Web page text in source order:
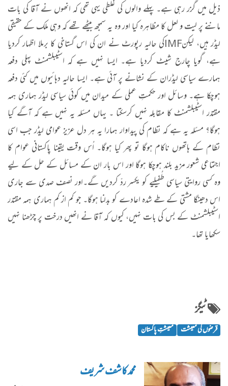
ذیل میں گزر رہی ہے۔ پہلے والوں کی غلطی یہی تھی کہ انھوں نے آقا کی بات
ماننے پر لیت و لعل کا مظاہرہ کیا اور وہ یہ سمجھ بیٹھے تھے کہ وہی ملک کے حقیقی
لیڈر ہیں، لیکنIMFکی حالیہ رپورٹ نے ان کی اس گستاخی کا برملا اظہار کردیا
ہے، گویا چارج شیٹ کردیا ہے۔ ایسا نہیں ہے کہ اسٹیبلشمنٹ پہلی دفعہ
ہمارے سیاسی لیڈران کے نشانے پر آئی ہے۔ ایسا حالیہ دہائیوں میں کئی دفعہ
ہوچکا ہے۔ وسائل اور حکمتِ عملی کے میدان میں کوئی سیاسی لیڈر ہماری ہمہ
مقتدر اسٹیبلشمنٹ کا مقابلہ نہیں کرسکتا ۔ یہاں مسئلہ یہ نہیں ہے کہ آگے کیا
ہوگا؟ مسئلہ یہ ہے کہ نظام کی پیداوار ہمارا یہ ہر دل عزیز عوامی لیڈر جب اسی
نظام کے ہاتھوں ناکام ہوگا تو پھر کیا ہوگا۔ اُس وقت یقینا پاکستانی عوام کا
اجتماعی شعور مزید بلند ہوچکا ہوگا اور اس بار ان کے مسائل کے حل کے لیے
وہ کسی روایتی سیاسی طُفیلیے کو یکسر ردّ کردیں گے۔اور نصف صدی سے جاری
اس دھینگا مشتی کے طے شدہ اعادے کو بدلنا ہوگا۔ جو کم از کم ہماری ہمہ مقتدر
اسٹیبلشمنٹ کے بس کی بات نہیں، کیوں کہ آقا نے انھیں درخت پر چڑھنا نہیں
سکھایا تھا۔
ٹیگز
قرضوں کی معیشت معیشتِ پاکستان
محمد کاشف شریف